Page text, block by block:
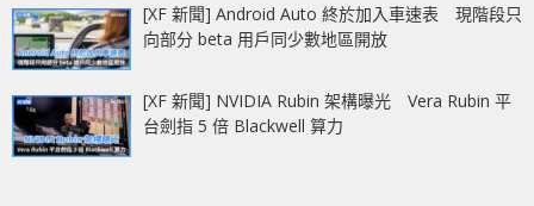
[XF 新聞] Android Auto 終於加入車速表 現階段只
向部分 beta 用戶同少數地區開放
[XF 新聞] NVIDIA Rubin 架構曝光 Vera Rubin 平
台劍指 5 倍 Blackwell 算力